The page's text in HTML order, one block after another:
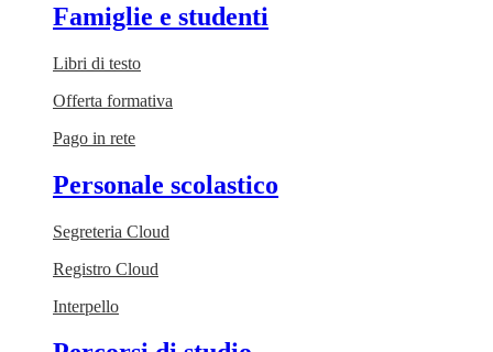
Famiglie e studenti
Libri di testo
Offerta formativa
Pago in rete
Personale scolastico
Segreteria Cloud
Registro Cloud
Interpello